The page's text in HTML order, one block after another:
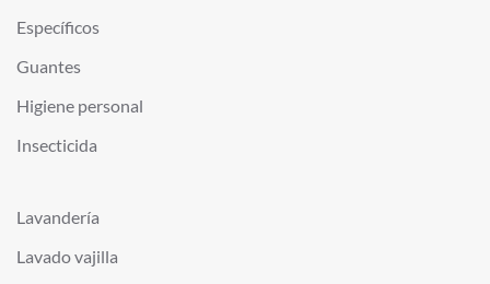
Específicos
Guantes
Higiene personal
Insecticida
Lavandería
Lavado vajilla